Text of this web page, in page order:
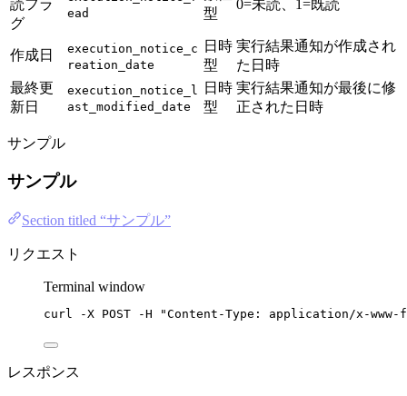
読フラ
グ
ead
型
0=未読、1=既読
作成日
execution_notice_c
reation_date
日時
型
実行結果通知が作成され
た日時
最終更
新日
execution_notice_l
ast_modified_date
日時
型
実行結果通知が最後に修
正された日時
サンプル
サンプル
Section titled “サンプル”
リクエスト
Terminal window
curl -X POST -H "Content-Type: application/x-www-
レスポンス